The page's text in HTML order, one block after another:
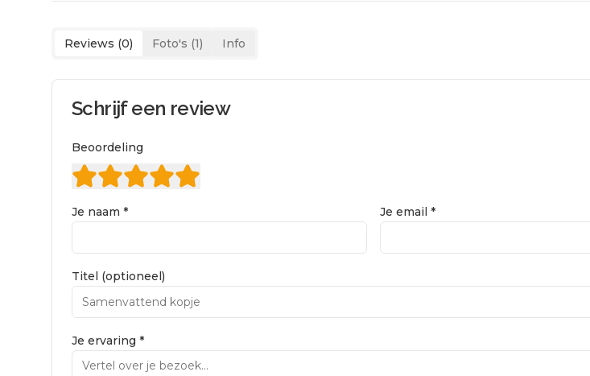
Reviews (0) Foto's (1) Info
Schrijf een review
Beoordeling
Je naam * Je email *
Titel (optioneel)
Je ervaring *